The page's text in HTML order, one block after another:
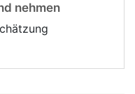
nehmen